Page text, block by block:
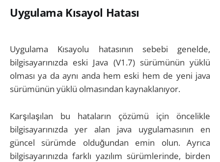
Uygulama Kısayol Hatası
Uygulama Kısayolu hatasının sebebi genelde,
bilgisayarınızda eski Java (V1.7) sürümünün yüklü
olması ya da aynı anda hem eski hem de yeni java
sürümünün yüklü olmasından kaynaklanıyor.
Karşılaşılan bu hataların çözümü için öncelikle
bilgisayarınızda yer alan java uygulamasının en
güncel sürümde olduğundan emin olun. Ayrıca
bilgisayarınızda farklı yazılım sürümlerinde, birden